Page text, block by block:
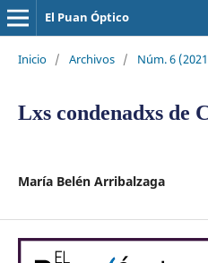
El Puan Óptico
Inicio / Archivos / Núm. 6
Lxs condenadxs de
María Belén Arribalzaga